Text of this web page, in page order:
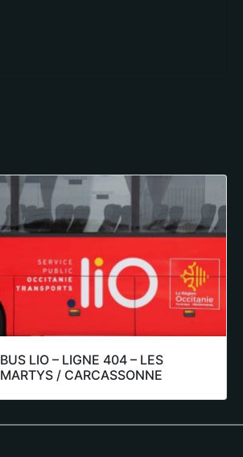
BUS LIO – LIGNE 404 – LES
MARTYS / CARCASSONNE